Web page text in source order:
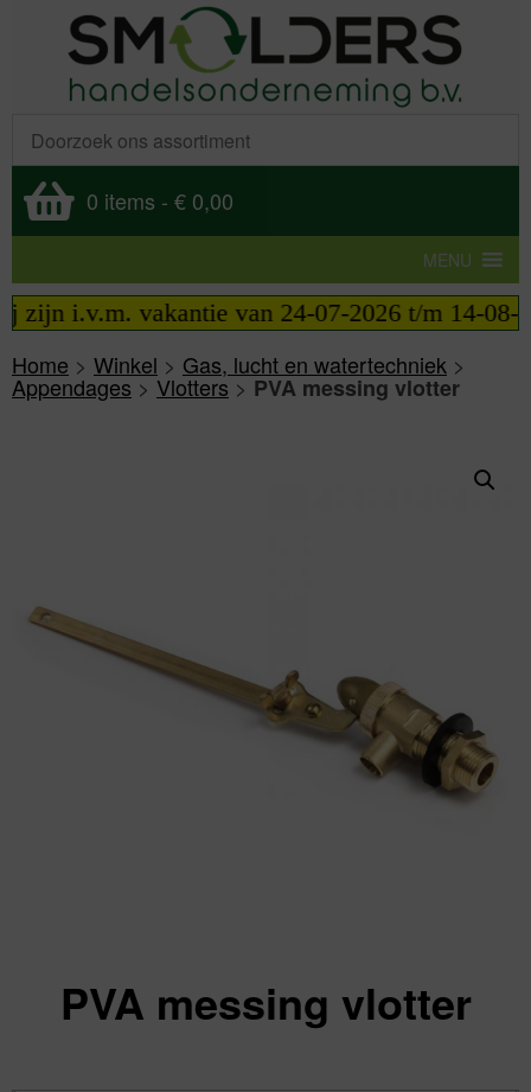
0 items - € 0,00
MENU
i.v.m. vakantie van 24-07-2026 t/m 14-08-
Home > Winkel > Gas, lucht en watertechniek >
Appendages>Vlotters>PVA messing vlotter
PVA messing vlotter